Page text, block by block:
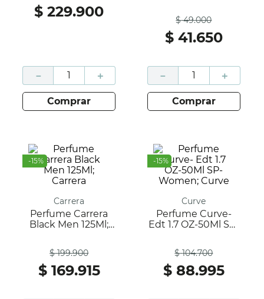
$ 229.900
＋
－
comprar
$ 49.000
$ 41.650
＋
－
comprar
-15%
Carrera
Perfume Carrera
Black Men 125Ml;
$ 199.900
$ 169.915
-15%
Curve
Perfume Curve-
Edt 1.7 OZ-50Ml SP-
$ 104.700
$ 88.995